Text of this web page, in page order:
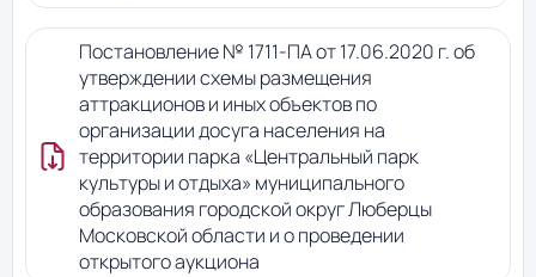
Постановление № 1711-ПА от 17.06.2020 г. об
утверждении схемы размещения
аттракционов и иных объектов по
организации досуга населения на
территории парка «Центральный парк
культуры и отдыха» муниципального
образования городской округ Люберцы
Московской области и о проведении
открытого аукциона